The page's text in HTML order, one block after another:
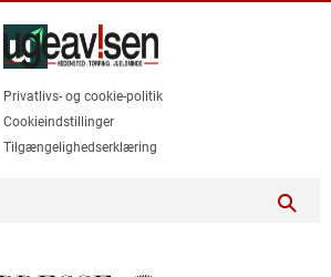
Privatlivs- og cookie-politik
Cookieindstillinger
Tilgængelighedserklæring